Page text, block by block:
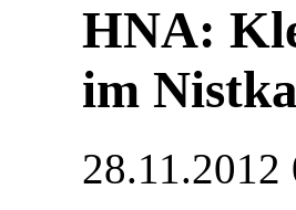
HNA:
im
28.11.2012